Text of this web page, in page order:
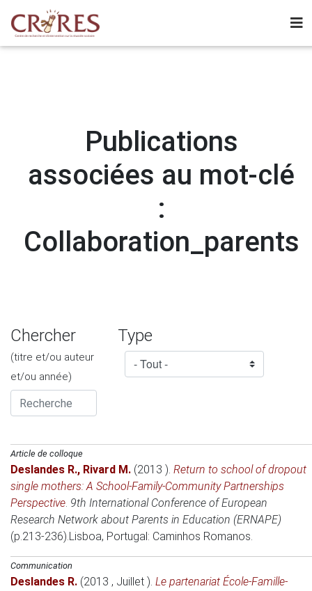
Publications
associées au mot-clé
:
Collaboration_parents
Chercher
(titre et/ou auteur
et/ou année)
Type
Article de colloque
Deslandes R., Rivard M. (2013 ). Return to school of dropout
single mothers: A School-Family-Community Partnerships
Perspective. 9th International Conference of European
Research Network about Parents in Education (ERNAPE)
(p.213-236).Lisboa, Portugal: Caminhos Romanos.
Communication
Deslandes R. (2013 , Juillet ). Le partenariat École-Famille-